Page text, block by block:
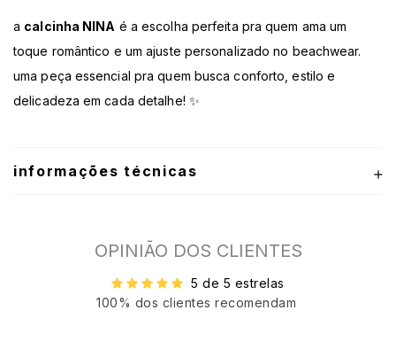
a calcinha NINA é a escolha perfeita pra quem ama um
toque romântico e um ajuste personalizado no beachwear.
uma peça essencial pra quem busca conforto, estilo e
delicadeza em cada detalhe! ✨
informações técnicas
OPINIÃO DOS CLIENTES
5 de 5 estrelas
100% dos clientes recomendam